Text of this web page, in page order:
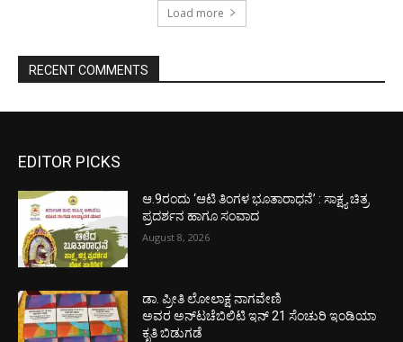
Load more
RECENT COMMENTS
EDITOR PICKS
ಆ.9ರಂದು ‘ಆಟಿ ತಿಂಗಳ ಭೂತಾರಾಧನೆ’ : ಸಾಕ್ಷ್ಯ ಚಿತ್ರ
ಪ್ರದರ್ಶನ ಹಾಗೂ ಸಂವಾದ
August 8, 2026
ಡಾ. ಪ್ರೀತಿ ಲೋಲಾಕ್ಷ ನಾಗವೇಣಿ
ಅವರ ಅನ್‌ಟಚೆಬಿಲಿಟಿ ಇನ್ 21 ಸೆಂಚುರಿ ಇಂಡಿಯಾ
ಕೃತಿ ಬಿಡುಗಡೆ